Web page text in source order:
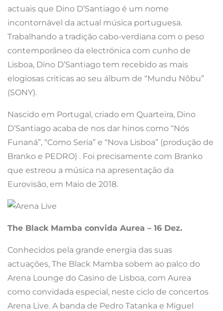
actuais que Dino D’Santiago é um nome
incontornável da actual música portuguesa.
Trabalhando a tradição cabo-verdiana com o peso
contemporâneo da electrónica com cunho de
Lisboa, Dino D’Santiago tem recebido as mais
elogiosas criticas ao seu álbum de “Mundu Nôbu”
(SONY).
Nascido em Portugal, criado em Quarteira, Dino
D’Santiago acaba de nos dar hinos como “Nós
Funaná”, “Como Seria” e “Nova Lisboa” (produção de
Branko e PEDRO) . Foi precisamente com Branko
que estreou a música na apresentação da
Eurovisão, em Maio de 2018.
The Black Mamba convida Aurea – 16 Dez.
Conhecidos pela grande energia das suas
actuações, The Black Mamba sobem ao palco do
Arena Lounge do Casino de Lisboa, com Aurea
como convidada especial, neste ciclo de concertos
Arena Live. A banda de Pedro Tatanka e Miguel